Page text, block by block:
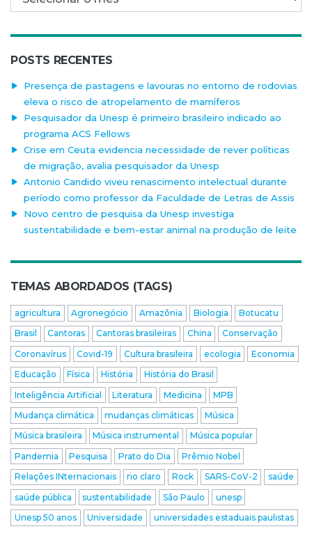
POSTS RECENTES
Presença de pastagens e lavouras no entorno de rodovias
eleva o risco de atropelamento de mamíferos
Pesquisador da Unesp é primeiro brasileiro indicado ao
programa ACS Fellows
Crise em Ceuta evidencia necessidade de rever políticas
de migração, avalia pesquisador da Unesp
Antonio Candido viveu renascimento intelectual durante
período como professor da Faculdade de Letras de Assis
Novo centro de pesquisa da Unesp investiga
sustentabilidade e bem-estar animal na produção de leite
TEMAS ABORDADOS (TAGS)
agricultura Agronegócio Amazônia Biologia
Botucatu
Brasil
Cantoras Cantoras brasileiras China
Conservação
Coronavírus
Covid-19 Cultura brasileira ecologia
Economia
Educação
Física História
História do Brasil
Inteligência Artificial
Literatura Medicina
MPB
Mudança climática
mudanças climáticas
Música
Música brasileira
Música instrumental
Música popular
Pandemia
Pesquisa Prato do Dia
Prêmio Nobel
Relações INternacionais
rio claro Rock SARS-CoV-2
saúde
saúde pública
sustentabilidade São Paulo
unesp
Unesp 50 anos
Universidade universidades estaduais paulistas